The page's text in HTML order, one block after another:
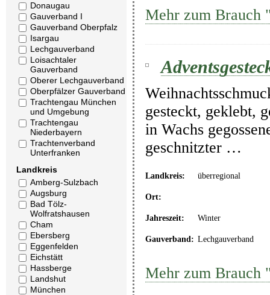
Donaugau
Gauverband I
Gauverband Oberpfalz
Isargau
Lechgauverband
Loisachtaler
Gauverband
Oberer Lechgauverband
Oberpfälzer Gauverband
Trachtengau München
und Umgebung
Trachtengau
Niederbayern
Trachtenverband
Unterfranken
Landkreis
Amberg-Sulzbach
Augsburg
Bad Tölz-
Wolfratshausen
Cham
Ebersberg
Eggenfelden
Eichstätt
Hassberge
Landshut
München
Mehr zum Brauch
gesteckt, geklebt,
in Wachs
geschnitzter …
Landkreis: überregional
Ort:
Jahreszeit: Winter
Gauverband: Lechgauverband
Mehr zum Brauch